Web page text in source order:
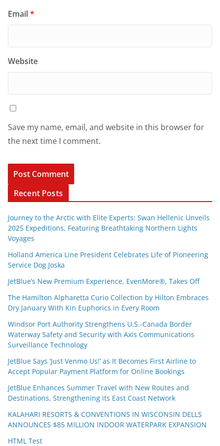
Email*
Website
Save my name, email, and website in this browser for
the next time I comment.
Recent Posts
Journey to the Arctic with Elite Experts: Swan Hellenic Unveils
2025 Expeditions, Featuring Breathtaking Northern Lights
Voyages
Holland America Line President Celebrates Life of Pioneering
Service Dog Joska
JetBlue’s New Premium Experience, EvenMore®, Takes Off
The Hamilton Alpharetta Curio Collection by Hilton Embraces
Dry January With Kin Euphorics in Every Room
Windsor Port Authority Strengthens U.S.-Canada Border
Waterway Safety and Security with Axis Communications
Surveillance Technology
JetBlue Says ‘Just Venmo Us!’ as It Becomes First Airline to
Accept Popular Payment Platform for Online Bookings
JetBlue Enhances Summer Travel with New Routes and
Destinations, Strengthening its East Coast Network
KALAHARI RESORTS & CONVENTIONS IN WISCONSIN DELLS
ANNOUNCES $85 MILLION INDOOR WATERPARK EXPANSION
HTML Test